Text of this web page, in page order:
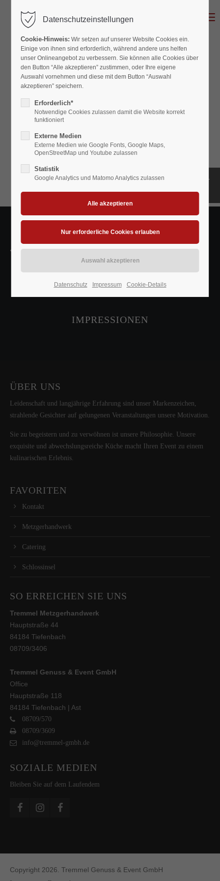
IMPRESSIONEN
« zurück
IMPRESSIONEN
ÜBER UNS
Leidenschaft und langjährige Erfahrung sind unser Markenzeichen,
strahlende Gesichter auf gelungenen Veranstaltungen unsere Motivation.
Sie zu begeistern und zu verwöhnen ist unsere Philosophie. Unsere
exquisite und abwechslungsreiche Küche macht Ihren Event zu einem
kulinarischen Erlebnis.
FAVORITEN
Kontakt
Metzgerhandwerk
Catering
Schlossinsel
SO ERREICHEN SIE UNS
Tremmel Metzgerhandwerk
Hauptstraße 44
84184 Tiefenbach
08709/3406
Tremmel Genuss & Event GmbH
Office
Hauptstraße 118
84184 Tiefenbach | Ast
08709/570
08709/3609
info@tremmel-gmbh.de
SOZIALE MEDIEN
Bleiben Sie auf dem Laufendem
Copyright 2026. Tremmel Genuss & Event GmbH
Datenschutzeinstellungen
Cookie-Hinweis: Wir setzen auf unserer Website Cookies ein.
Einige von ihnen sind erforderlich, während andere uns helfen
unser Onlineangebot zu verbessern. Sie können alle Cookies über
den Button “Alle akzeptieren” zustimmen, oder Ihre eigene
Auswahl vornehmen und diese mit dem Button “Auswahl
akzeptieren” speichern.
Erforderlich*
Notwendige Cookies zulassen damit die Website korrekt
funktioniert
Externe Medien
Externe Medien wie Google Fonts, Google Maps,
OpenStreetMap und Youtube zulassen
Statistik
Google Analytics und Matomo Analytics zulassen
Datenschutz Impressum Cookie-Details